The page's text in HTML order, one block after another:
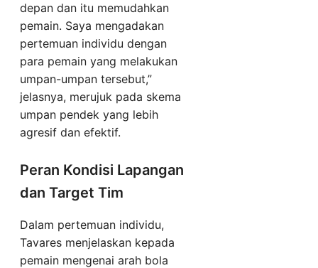
depan dan itu memudahkan
pemain. Saya mengadakan
pertemuan individu dengan
para pemain yang melakukan
umpan-umpan tersebut,”
jelasnya, merujuk pada skema
umpan pendek yang lebih
agresif dan efektif.
Peran Kondisi Lapangan
dan Target Tim
Dalam pertemuan individu,
Tavares menjelaskan kepada
pemain mengenai arah bola